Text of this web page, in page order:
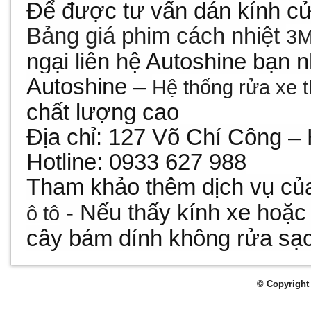
Để được tư vấn dán kính
Bảng giá phim cách nhiệt
ngại liên hệ Autoshine bạn
Autoshine – Hệ thống rửa xe
chất lượng cao
Địa chỉ: 127 Võ Chí Công –
Hotline: 0933 627 988
Tham khảo thêm dịch vụ
ô tô - Nếu thấy kính xe
cây bám dính không rửa
© Copyright